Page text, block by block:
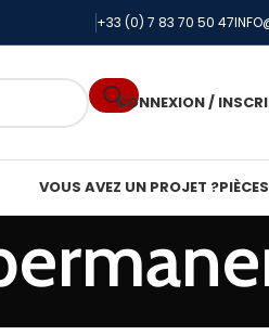
+33 (0) 7 83 70 50 47
CONNEXION /
VOUS AVEZ UN PROJET ?